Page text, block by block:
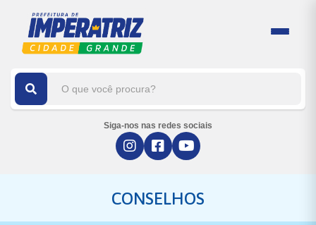
Siga-nos nas redes sociais
CONSELHOS